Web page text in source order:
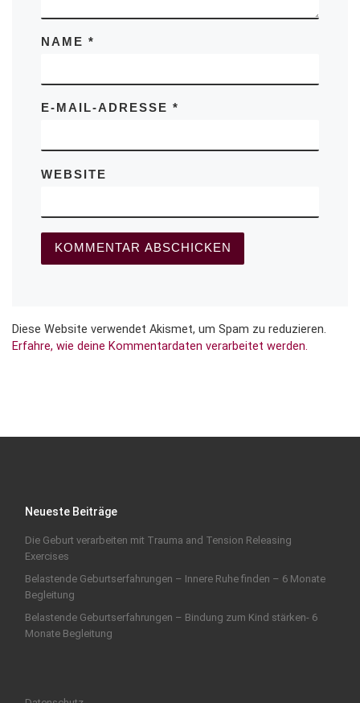
NAME*
E-MAIL-ADRESSE*
WEBSITE
Diese Website verwendet Akismet, um Spam zu reduzieren.
Erfahre, wie deine Kommentardaten verarbeitet werden.
Neueste Beiträge
Die Geburt verarbeiten mit Trauma and Tension Releasing
Exercises
Belastende Geburtserfahrungen – Innere Ruhe finden – 6 Monate
Begleitung
Belastende Geburtserfahrungen – Bindung zum Kind stärken- 6
Monate Begleitung